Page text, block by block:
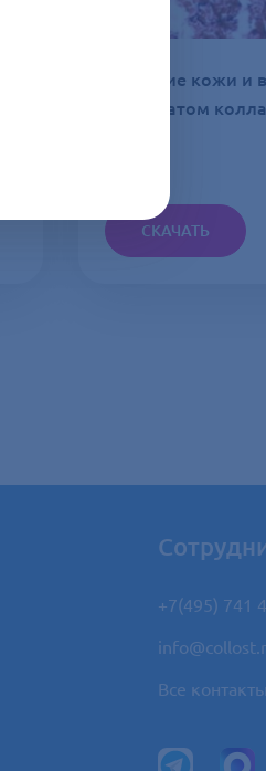
Старение кожи и
препаратом
СКАЧАТЬ
+7(495) 741
Все контакты